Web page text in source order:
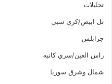
تحليلات
تل ابيض/كري سبي
جرابلس
راس العين/سري كانيه
شمال وشرق سوريا